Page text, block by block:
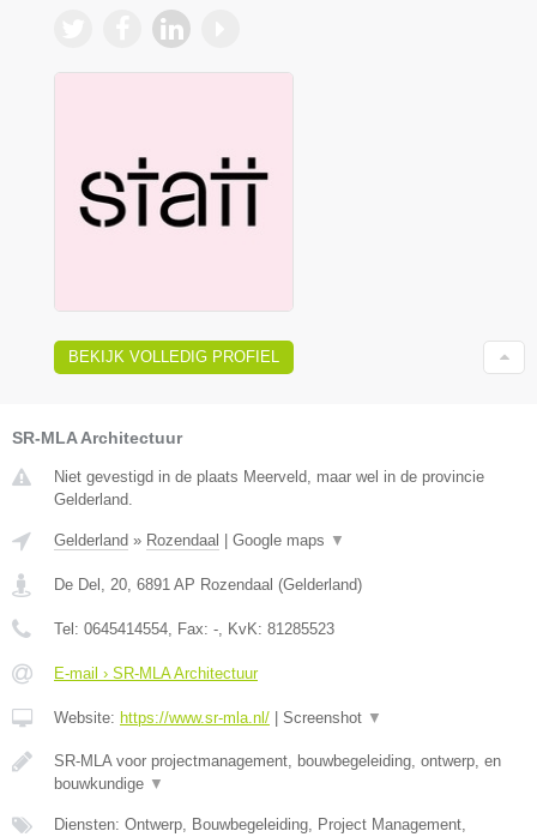
BEKIJK VOLLEDIG PROFIEL
SR-MLA Architectuur
Niet gevestigd in de plaats Meerveld, maar wel in de provincie
Gelderland.
Gelderland » Rozendaal Google maps ▼
De Del, 20, 6891 AP Rozendaal (Gelderland)
Tel: 0645414554, Fax: -, KvK: 81285523
E-mail › SR-MLA Architectuur
Website: https://www.sr-mla.nl/ Screenshot ▼
SR-MLA voor projectmanagement, bouwbegeleiding, ontwerp, en
bouwkundige ▼
Diensten: Ontwerp, Bouwbegeleiding, Project Management,